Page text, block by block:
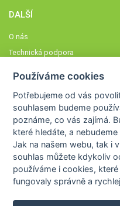
DALŠÍ
O nás
Technická podpora
Členové STOBklubu
Zásady nakládání s osobními
Otestujte se
Spočítejte si
Výzva 52
Používáme cookies
Potřebujeme od vás
souhlasem budeme
poznáme,co vás zajímá.
které hledáte, a
Jak na našem webu, tak i
souhlas můžete kdykoliv
používáme i cookies,
fungovaly správně a